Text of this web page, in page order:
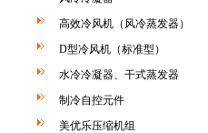
高效冷风机（风冷蒸发器）
D型冷风机（标准型）
水冷冷凝器、干式蒸发器
制冷自控元件
美优乐压缩机组